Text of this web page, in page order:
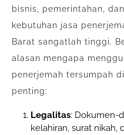
bisnis, pemerintahan,
kebutuhan jasa
Barat sangatlah tinggi.
alasan mengapa
penerjemah tersumpah
penting:
Legalitas: Dokumen-
kelahiran, surat nikah,